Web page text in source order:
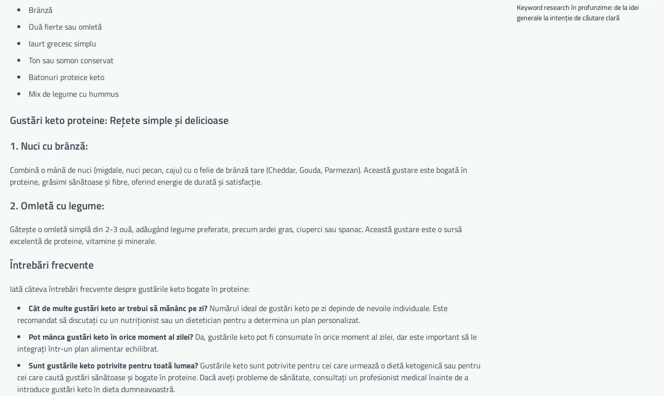
Brânză
Ouă fierte sau omletă
Iaurt grecesc simplu
Ton sau somon conservat
Batonuri proteice keto
Mix de legume cu hummus
Gustări keto proteine: Rețete simple și delicioase
1. Nuci cu brânză:
Combină o mână de nuci (migdale, nuci pecan, caju) cu o felie de brânză tare (Cheddar, Gouda, Parmezan). Această gustare este bogată în
proteine, grăsimi sănătoase și fibre, oferind energie de durată și satisfacție.
2. Omletă cu legume:
Gătește o omletă simplă din 2-3 ouă, adăugând legume preferate, precum ardei gras, ciuperci sau spanac. Această gustare este o sursă
excelentă de proteine, vitamine și minerale.
Întrebări frecvente
Iată câteva întrebări frecvente despre gustările keto bogate în proteine:
Cât de multe gustări keto ar trebui să mănânc pe zi? Numărul ideal de gustări keto pe zi depinde de nevoile individuale. Este
recomandat să discutați cu un nutriționist sau un dietetician pentru a determina un plan personalizat.
Pot mânca gustări keto în orice moment al zilei? Da, gustările keto pot fi consumate în orice moment al zilei, dar este important să le
integrați într-un plan alimentar echilibrat.
Sunt gustările keto potrivite pentru toată lumea? Gustările keto sunt potrivite pentru cei care urmează o dietă ketogenică sau pentru
cei care caută gustări sănătoase și bogate în proteine. Dacă aveți probleme de sănătate, consultați un profesionist medical înainte de a
introduce gustări keto în dieta dumneavoastră.
Keyword research în profunzime: de la idei
generale la intenție de căutare clară